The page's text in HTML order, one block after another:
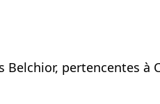
Belchior, pertencentes à